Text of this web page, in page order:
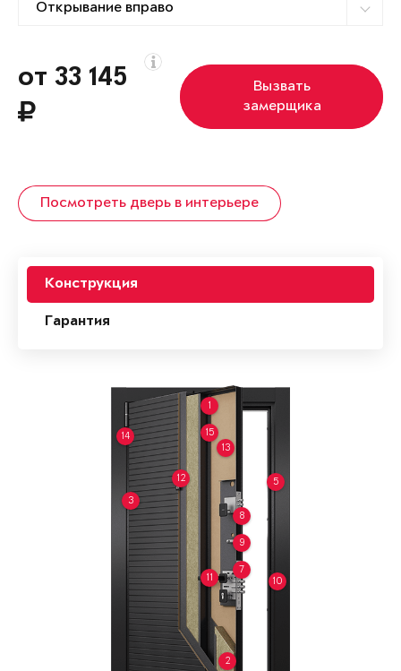
от 33 145
Вызвать
замерщика
Посмотреть дверь в интерьере
Конструкция
Гарантия
1
2
3
5
7
8
9
10
11
12
13
14 15